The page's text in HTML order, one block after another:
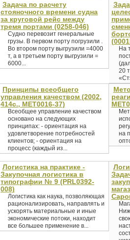
Задача по расчету
стояночного времени судна
за круговой рейс между
тремя портами (0258-046)
Судно перевозит генеральные
грузы. В первом порту погрузили .
Во втором порту выгрузили =4000
т, а в третьем порту выгрузили =
6000...
На
20
Принципы всеобщего
управления качеством (2002,
414с., MET0016-37)
Всеобщее управление качеством
основано на следующих
принципах: - ориентация на
удовлетворение потребностей
клиентов; - ориентация на
процесс (каждый из...
на
Логистика на практике -
Закупочная логистика в
типографии № 9 (PRL0392-
008)
Логистика как наука, позволяющая
рационализировать, направлять и
ускорять материальные и иные
экономические потоки, находит
все большее применение в...